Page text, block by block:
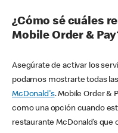
¿Cómo sé cuáles
Mobile Order &
Asegúrate de activar los
podamos mostrarte todas
McDonald's. Mobile Order &
como una opción cuando
restaurante McDonald’s que